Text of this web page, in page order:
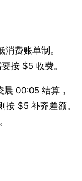
费账单制。
按 $5 收费。
00:05 结算，
$5 补齐差额。